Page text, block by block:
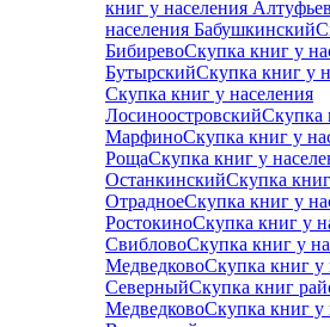
книг у населения
населения Бабушкинский
БибиревоСкупка книг у
БутырскийСкупка книг у
Скупка книг у населения
ЛосиноостровскийСкупка
МарфиноСкупка книг у
РощаСкупка книг у
ОстанкинскийСкупка
ОтрадноеСкупка книг у
РостокиноСкупка книг у
СвибловоСкупка книг у
МедведковоСкупка книг у
СеверныйСкупка книг
МедведковоСкупка книг у